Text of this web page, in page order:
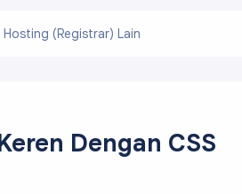
(Registrar) Lain
Dengan CSS